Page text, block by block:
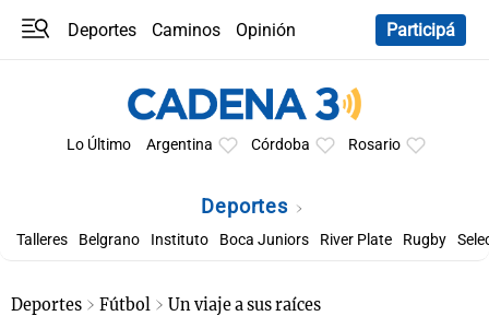
Deportes Caminos
Opinión
Participá
Lo Último Argentina Córdoba Rosario
Deportes
Talleres Belgrano Instituto Boca Juniors River Plate Rugby
Deportes Fútbol Un viaje a sus raíces